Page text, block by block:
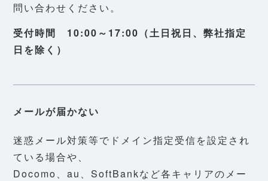
問い合わせください。
受付時間 10:00～17:00（土日祝日、弊社指定
日を除く）
メールが届かない
迷惑メール対策等でドメイン指定受信を設定され
ている場合や、
Docomo、au、SoftBankなど各キャリアのメー